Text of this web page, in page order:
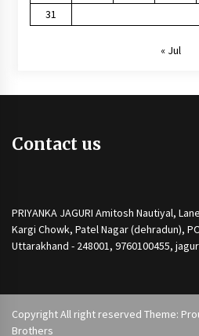
31
« Jul
Contact us
PRIYANKA JAGURI Amitosh Nautiyal,
Kargi Chowk, Patel Nagar (dehradun),
Uttarakhand - 248001, 9760100455,
Copyright All right reserved Theme:
Brothers